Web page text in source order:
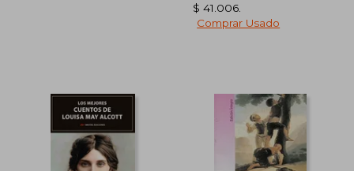
Rápido
$ 41.006
Comprar Usado